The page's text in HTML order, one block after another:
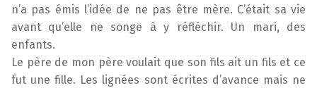
n’a pas émis l’idée de ne pas être mère. C’était sa vie
avant qu’elle ne songe à y réfléchir. Un mari, des
enfants.
Le père de mon père voulait que son fils ait un fils et ce
fut une fille. Les lignées sont écrites d’avance mais ne